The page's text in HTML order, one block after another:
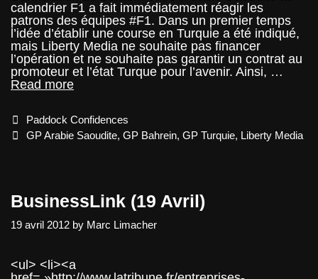
calendrier F1 a fait immédiatement réagir les
patrons des équipes #F1. Dans un premier temps
l’idée d’établir une course en Turquie a été indiqué,
mais Liberty Media ne souhaite pas financer
l’opération et ne souhaite pas garantir un contrat au
promoteur et l’état Turque pour l’avenir. Ainsi, …
Read moreLes
de
Bahrein
Categories
Paddock Confidences
Tags
GP Arabie Saoudite,GP Bahrein,GP Turquie, Liberty Media
BusinessLink (19 Avril)
19 avril 2012 by Marc Limacher
<ul> <li><a